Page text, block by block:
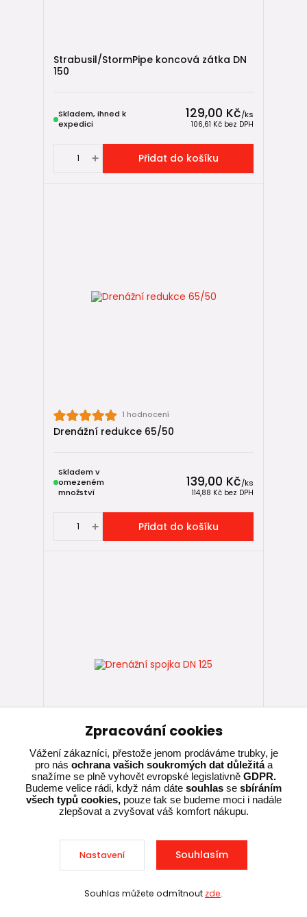
Strabusil/StormPipe koncová zátka DN
150
129,00 Kč/ks
106,61 Kč bez DPH
Skladem, ihned k
expedici
Přidat do košíku
1 hodnocení
Drenážní redukce 65/50
139,00 Kč/ks
114,88 Kč bez DPH
Skladem v
omezeném
množství
Přidat do košíku
5 hodnocení
Drenážní spojka DN 125
139,00 Kč/ks
114,88 Kčbez DPH
Skladem, ihned k
expedici
Přidat do košíku
Sleva při nákupu nad 10 000 Kč
Zpracování cookies
Vážení zákazníci, přestože jenom prodáváme trubky, je
pro nás ochrana vašich soukromých dat důležitáa
snažíme se plně vyhovět evropské legislativně GDPR.
Budeme velice rádi, když nám dáte souhlas se sbíráním
všech typů cookies,pouze tak se budeme moci i nadále
zlepšovat a zvyšovat váš komfort nákupu.
Nastavení Souhlasím
Souhlas můžete odmítnout zde.